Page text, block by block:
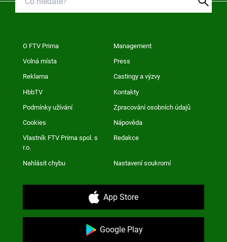
O FTV Prima Management
Volná místa Press
Reklama Castingy a výzvy
HbbTV Kontakty
Podmínky užívání Zpracování osobních údajů
Cookies Nápověda
Vlastník FTV Prima spol. s
r.o.
Redakce
Nahlásit chybu Nastavení soukromí
App Store
Google Play